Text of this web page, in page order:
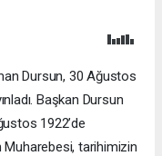
Dursun, 30 Ağustos
Başkan Dursun
1922’de
Muharebesi, tarihimizin